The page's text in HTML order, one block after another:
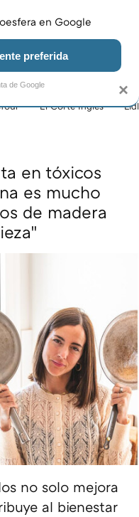
COCINA
El Corte Inglés Lidl
en tóxicos
es mucho
de madera
no solo mejora
al bienestar
×
en Google
preferida
de Google